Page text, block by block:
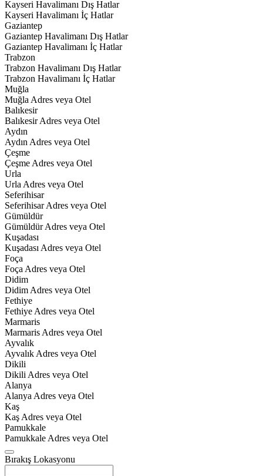
Kayseri Havalimanı Dış Hatlar
Kayseri Havalimanı İç Hatlar
Gaziantep
Gaziantep Havalimanı Dış Hatlar
Gaziantep Havalimanı İç Hatlar
Trabzon
Trabzon Havalimanı Dış Hatlar
Trabzon Havalimanı İç Hatlar
Muğla
Muğla Adres veya Otel
Balıkesir
Balıkesir Adres veya Otel
Aydın
Aydın Adres veya Otel
Çeşme
Çeşme Adres veya Otel
Urla
Urla Adres veya Otel
Seferihisar
Seferihisar Adres veya Otel
Gümüldür
Gümüldür Adres veya Otel
Kuşadası
Kuşadası Adres veya Otel
Foça
Foça Adres veya Otel
Didim
Didim Adres veya Otel
Fethiye
Fethiye Adres veya Otel
Marmaris
Marmaris Adres veya Otel
Ayvalık
Ayvalık Adres veya Otel
Dikili
Dikili Adres veya Otel
Alanya
Alanya Adres veya Otel
Kaş
Kaş Adres veya Otel
Pamukkale
Pamukkale Adres veya Otel
Bırakış Lokasyonu